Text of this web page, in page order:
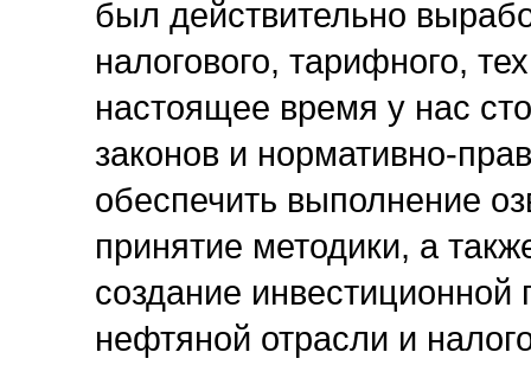
был действительно
налогового, тарифного,
настоящее время у нас
законов и нормативно-
обеспечить выполнение
принятие методики, а
создание инвестиционной
нефтяной отрасли и